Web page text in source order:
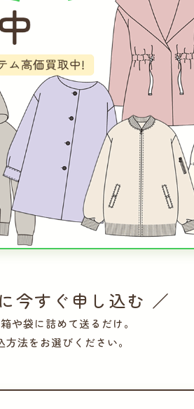
今すぐ申し込む ／
や袋に詰めて送るだけ。
方法をお選びください。